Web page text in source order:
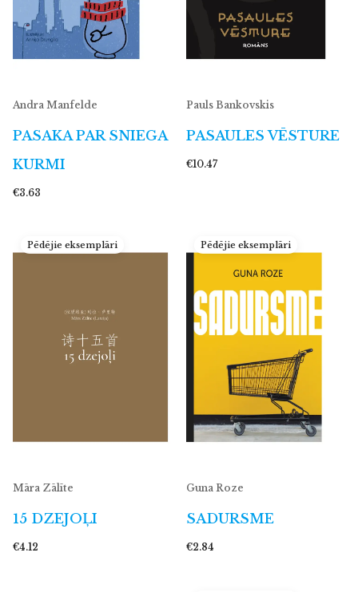
Andra Manfelde
PASAKA PAR SNIEGA
KURMI
€3.63
Pauls Bankovskis
PASAULES VĒSTURE
€10.47
Pēdējie eksemplāri
Māra Zālīte
15 DZEJOĻI
€4.12
Pēdējie eksemplāri
Guna Roze
SADURSME
€2.84